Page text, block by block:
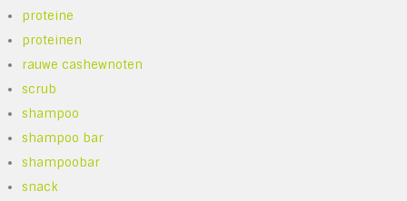
proteine
proteinen
rauwe cashewnoten
scrub
shampoo
shampoo bar
shampoobar
snack